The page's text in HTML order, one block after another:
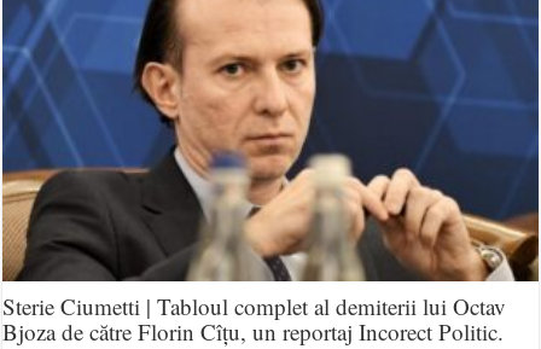
Sterie Ciumetti | Tabloul complet al demiterii lui Octav
Bjoza de către Florin Cîțu, un reportaj Incorect Politic.